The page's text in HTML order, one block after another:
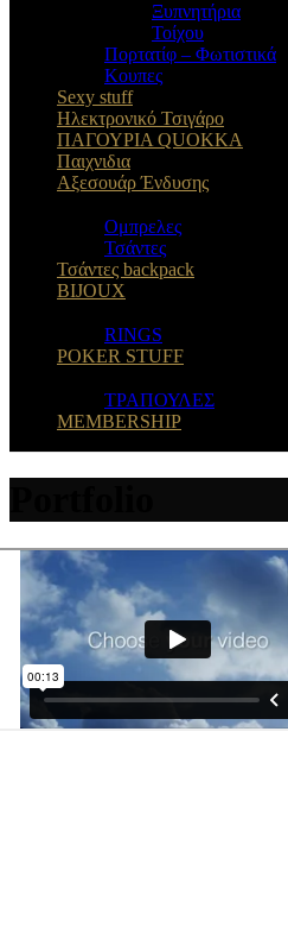
Ξυπνητήρια
Τοίχου
Πορτατίφ – Φωτιστικά
Κουπες
Sexy stuff
Ηλεκτρονικό Τσιγάρο
ΠΑΓΟΥΡΙΑ QUOKKA
Παιχνιδια
Αξεσουάρ Ένδυσης
Oμπρελες
Τσάντες
Τσάντες backpack
BIJOUX
RINGS
POKER STUFF
ΤΡΑΠΟΥΛΕΣ
MEMBERSHIP